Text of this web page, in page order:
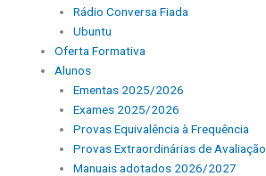
Rádio Conversa Fiada
Ubuntu
Oferta Formativa
Alunos
Ementas 2025/2026
Exames 2025/2026
Provas Equivalência à Frequência
Provas Extraordinárias de Avaliação
Manuais adotados 2026/2027